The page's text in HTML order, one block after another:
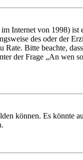
Internet von 1998)
des oder der
Bitte beachte,
der Frage „An wen
können. Es könnte